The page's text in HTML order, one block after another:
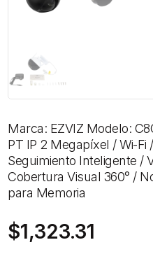
Marca: EZVIZ Modelo:
PT IP 2 Megapíxel / Wi-
Seguimiento Inteligente /
Cobertura Visual 360° /
para Memoria
$1,323.31